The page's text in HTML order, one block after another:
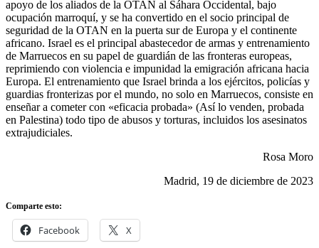
apoyo de los aliados de la OTAN al Sáhara Occidental, bajo
ocupación marroquí, y se ha convertido en el socio principal de
seguridad de la OTAN en la puerta sur de Europa y el continente
africano. Israel es el principal abastecedor de armas y entrenamiento
de Marruecos en su papel de guardián de las fronteras europeas,
reprimiendo con violencia e impunidad la emigración africana hacia
Europa. El entrenamiento que Israel brinda a los ejércitos, policías y
guardias fronterizas por el mundo, no solo en Marruecos, consiste en
enseñar a cometer con «eficacia probada» (Así lo venden, probada
en Palestina) todo tipo de abusos y torturas, incluidos los asesinatos
extrajudiciales.
Rosa Moro
Madrid, 19 de diciembre de 2023
Comparte esto:
Facebook X